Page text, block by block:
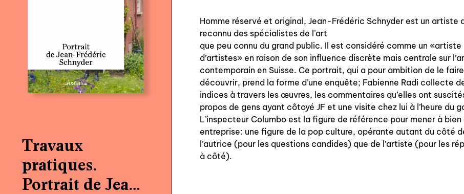
catalogue ↓
catalogue complet
à paraître
éditions de tête
programmes semestriels
agenda
Travaux
pratiques.
Portrait de Jean-
Homme réservé et original, Jean-Frédéric Schnyder est un artiste
reconnu des spécialistes de l’art
que peu connu du grand public. Il est considéré comme un «artiste
d’artistes» en raison de son influence discrète mais centrale sur
contemporain en Suisse. Ce portrait, qui a pour ambition de le faire
découvrir, prend la forme d’une enquête; Fabienne Radi collecte
indices à travers les œuvres, les commentaires qu’elles ont
propos de gens ayant côtoyé JF et une visite chez lui à l’heure du
L’inspecteur Columbo est la figure de référence pour mener à
entreprise: une figure de la pop culture, opérante autant du côté
l’autrice (pour les questions candides) que de l’artiste (pour les
à côté).